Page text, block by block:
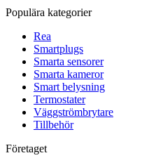
Populära kategorier
Rea
Smartplugs
Smarta sensorer
Smarta kameror
Smart belysning
Termostater
Väggströmbrytare
Tillbehör
Företaget